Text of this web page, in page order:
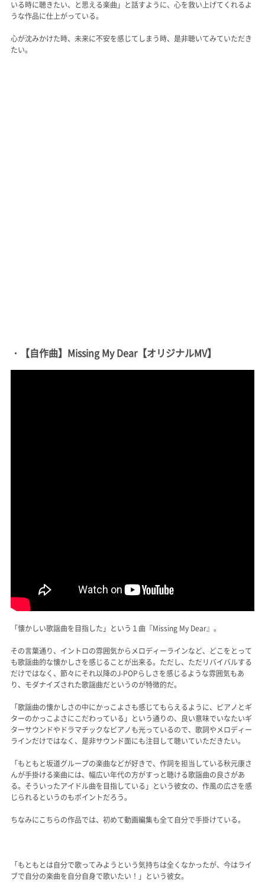
いる時に聴きたい、と思える楽曲」と話すように、心を救い上げてくれるよ
うな作品に仕上がっている。
心が沈みかけた時、未来に不安を感じてしまう時、是非聴いてみていただき
たい。
・【自作曲】Missing My Dear【オリジナルMV】
「懐かしい歌謡曲を目指した」という１曲『Missing My Dear』。
その言葉通り、イントロの雰囲気からメロディーラインなど、どこをとって
も歌謡曲的な懐かしさを感じることが出来る。ただし、ただリバイバルする
だけではなく、節々にそれ以降のJ-POPらしさを感じるような雰囲気もあ
り、モダナイズされた歌謡曲だというのが特徴的だ。
「歌謡曲の懐かしさの中にかっこよさも感じてもらえるように、ピアノとギ
ターのかっこよさにこだわっている」という通りの、良い意味でいなたいギ
ターサウンドやドラマチックなピアノも光っているので、歌詞やメロディー
ラインだけではなく、是非サウンド面にも注目して聴いていただきたい。
「もともと坂道グループの楽曲などが好きで、作詞を担当している秋元康さ
んが手掛ける楽曲には、幅広い年代の方がすっと聴ける歌謡曲の良さがあ
る。そういったアイドル曲を目指している」という彼女の、作風の広さを感
じられるというのもポイントだろう。
ちなみにこちらの作品では、初めて動画編集も全て自分で手掛けている。
「もともとは自分で歌ってみようという気持ちは全くなかったが、今はライ
ブで自分の楽曲を自分自身で歌いたい！」という彼女。